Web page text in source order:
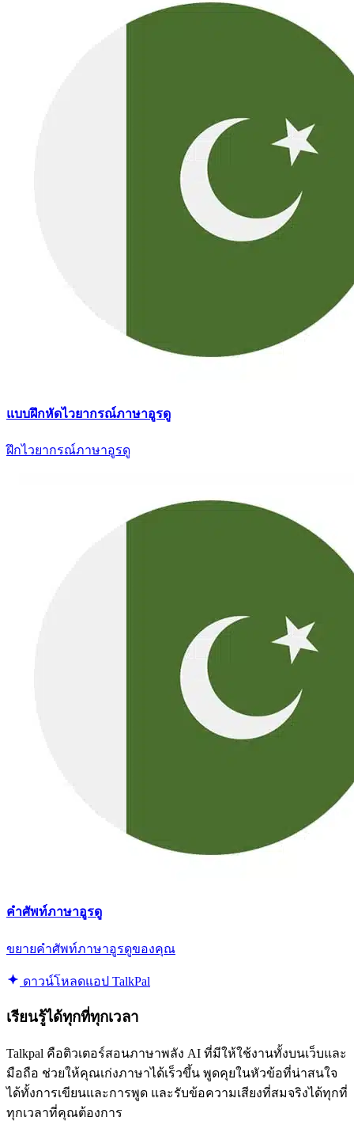
แบบฝึกหัดไวยากรณ์ภาษาอูรดู
ฝึกไวยากรณ์ภาษาอูรดู
คำศัพท์ภาษาอูรดู
ขยายคำศัพท์ภาษาอูรดูของคุณ
ดาวน์โหลดแอป TalkPal
เรียนรู้ได้ทุกที่ทุกเวลา
Talkpal คือติวเตอร์สอนภาษาพลัง AI ที่มีให้ใช้งานทั้งบนเว็บและ
มือถือ ช่วยให้คุณเก่งภาษาได้เร็วขึ้น พูดคุยในหัวข้อที่น่าสนใจ
ได้ทั้งการเขียนและการพูด และรับข้อความเสียงที่สมจริงได้ทุกที่
ทุกเวลาที่คุณต้องการ